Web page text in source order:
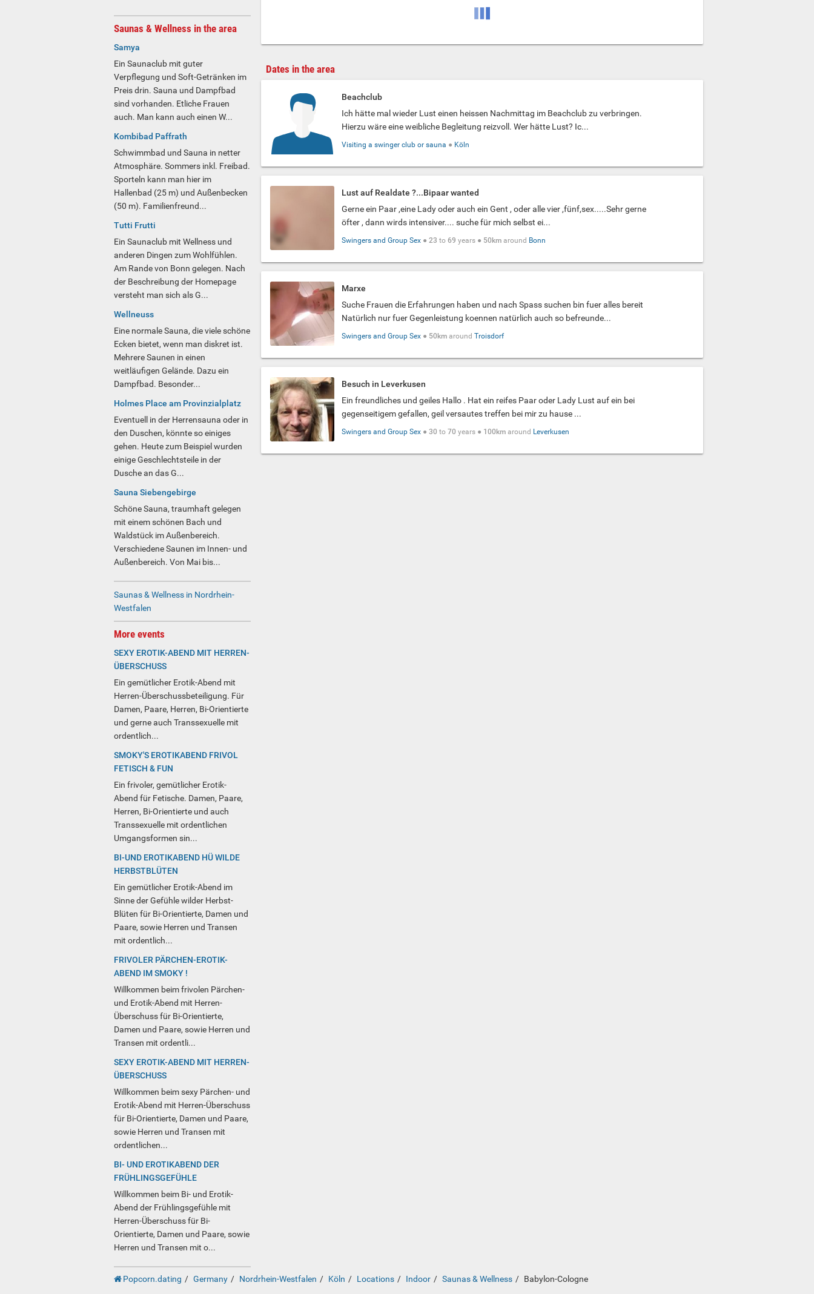
Dates in the area
Beachclub
Ich hätte mal wieder Lust einen heissen Nachmittag im Beachclub zu verbringen.
Hierzu wäre eine weibliche Begleitung reizvoll. Wer hätte Lust? Ic...
Visiting a swinger club or sauna ● Köln
Lust auf Realdate ?...Bipaar wanted
Gerne ein Paar ,eine Lady oder auch ein Gent , oder alle vier ,fünf,sex.....Sehr gerne
öfter , dann wirds intensiver.... suche für mich selbst ei...
Swingers and Group Sex ●23 to69 years ● 50km around Bonn
Marxe
Suche Frauen die Erfahrungen haben und nach Spass suchen bin fuer alles bereit
Natürlich nur fuer Gegenleistung koennen natürlich auch so befreunde...
Swingers and Group Sex ● 50km aroundTroisdorf
Besuch in Leverkusen
Ein freundliches und geiles Hallo . Hat ein reifes Paar oder Lady Lust auf ein bei
gegenseitigem gefallen, geil versautes treffen bei mir zu hause ...
Swingers and Group Sex ●30 to70 years ● 100km around Leverkusen
Saunas & Wellness in the area
Samya
Ein Saunaclub mit guter
Verpflegung und Soft-Getränken im
Preis drin. Sauna und Dampfbad
sind vorhanden. Etliche Frauen
auch. Man kann auch einen W...
Kombibad Paffrath
Schwimmbad und Sauna in netter
Atmosphäre. Sommers inkl. Freibad.
Sporteln kann man hier im
Hallenbad (25 m) und Außenbecken
(50 m). Familienfreund...
Tutti Frutti
Ein Saunaclub mit Wellness und
anderen Dingen zum Wohlfühlen.
Am Rande von Bonn gelegen. Nach
der Beschreibung der Homepage
versteht man sich als G...
Wellneuss
Eine normale Sauna, die viele schöne
Ecken bietet, wenn man diskret ist.
Mehrere Saunen in einen
weitläufigen Gelände. Dazu ein
Dampfbad. Besonder...
Holmes Place am Provinzialplatz
Eventuell in der Herrensauna oder in
den Duschen, könnte so einiges
gehen. Heute zum Beispiel wurden
einige Geschlechtsteile in der
Dusche an das G...
Sauna Siebengebirge
Schöne Sauna, traumhaft gelegen
mit einem schönen Bach und
Waldstück im Außenbereich.
Verschiedene Saunen im Innen- und
Außenbereich. Von Mai bis...
Saunas & Wellness in Nordrhein-
Westfalen
More events
SEXY EROTIK-ABEND MIT HERREN-
ÜBERSCHUSS
Ein gemütlicher Erotik-Abend mit
Herren-Überschussbeteiligung. Für
Damen, Paare, Herren, Bi-Orientierte
und gerne auch Transsexuelle mit
ordentlich...
SMOKY'S EROTIKABEND FRIVOL
FETISCH & FUN
Ein frivoler, gemütlicher Erotik-
Abend für Fetische. Damen, Paare,
Herren, Bi-Orientierte und auch
Transsexuelle mit ordentlichen
Umgangsformen sin...
BI-UND EROTIKABEND HÜ WILDE
HERBSTBLÜTEN
Ein gemütlicher Erotik-Abend im
Sinne der Gefühle wilder Herbst-
Blüten für Bi-Orientierte, Damen und
Paare, sowie Herren und Transen
mit ordentlich...
FRIVOLER PÄRCHEN-EROTIK-
ABEND IM SMOKY !
Willkommen beim frivolen Pärchen-
und Erotik-Abend mit Herren-
Überschuss für Bi-Orientierte,
Damen und Paare, sowie Herren und
Transen mit ordentli...
SEXY EROTIK-ABEND MIT HERREN-
ÜBERSCHUSS
Willkommen beim sexy Pärchen- und
Erotik-Abend mit Herren-Überschuss
für Bi-Orientierte, Damen und Paare,
sowie Herren und Transen mit
ordentlichen...
BI- UND EROTIKABEND DER
FRÜHLINGSGEFÜHLE
Willkommen beim Bi- und Erotik-
Abend der Frühlingsgefühle mit
Herren-Überschuss für Bi-
Orientierte, Damen und Paare, sowie
Herren und Transen mit o...
Popcorn.dating Germany Nordrhein-Westfalen Köln Locations Indoor Saunas & Wellness Babylon-Cologne